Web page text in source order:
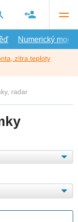
Numerický model
zítra teploty
radar